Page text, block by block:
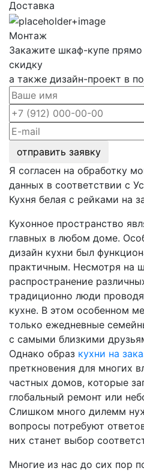
Доставка
Монтаж
Закажите шкаф-купе прямо
скидку
а также дизайн-проект в
отправить заявку
Я согласен на обработку
данных в соответствии с
Кухня белая с рейками на
Кухонное пространство
главных в любом доме.
дизайн кухни был
практичным. Несмотря на
распространение
традиционно люди
кухне. В этом особенном
только ежедневные
с самыми близкими
Однако образ кухни на
преткновения для многих
частных домов, которые
глобальный ремонт или
Слишком много дилемм
вопросы потребуют
них станет выбор
Многие из нас до сих пор